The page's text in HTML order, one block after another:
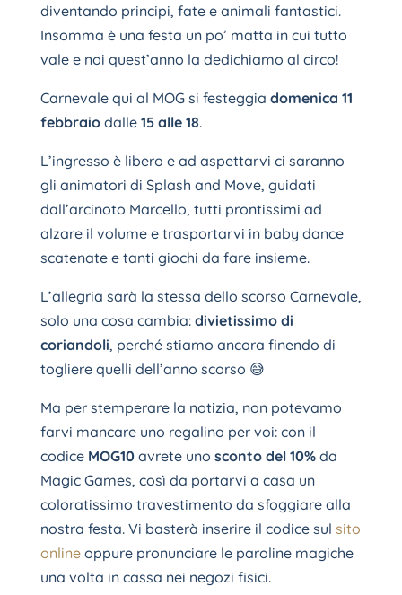
diventando principi, fate e animali fantastici.
Insomma è una festa un po’ matta in cui tutto
vale e noi quest’anno la dedichiamo al circo!
Carnevale qui al MOG si festeggia domenica 11
febbraiodalle 15 alle 18.
L’ingresso è libero e ad aspettarvi ci saranno
gli animatori di Splash and Move, guidati
dall’arcinoto Marcello, tutti prontissimi ad
alzare il volume e trasportarvi in baby dance
scatenate e tanti giochi da fare insieme.
L’allegria sarà la stessa dello scorso Carnevale,
solo una cosa cambia: divietissimo di
coriandoli, perché stiamo ancora finendo di
togliere quelli dell’anno scorso 😅
Ma per stemperare la notizia, non potevamo
farvi mancare uno regalino per voi: con il
codice MOG10 avrete uno sconto del 10% da
Magic Games, così da portarvi a casa un
coloratissimo travestimento da sfoggiare alla
nostra festa. Vi basterà inserire il codice sul sito
online oppure pronunciare le paroline magiche
una volta in cassa nei negozi fisici.